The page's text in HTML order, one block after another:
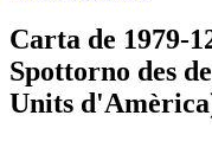
Carta de 1979-
Spottorno des
Units